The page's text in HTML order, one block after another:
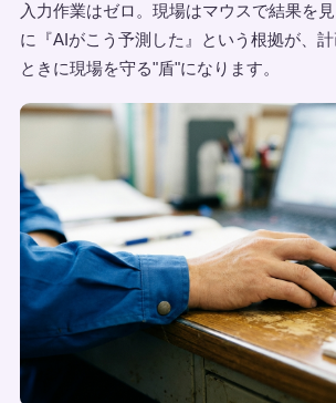
入力作業はゼロ。現場はマウスで結果を
に『AIがこう予測した』という根拠が、
ときに現場を守る"盾"になります。